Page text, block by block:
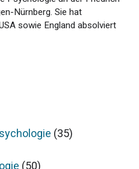
Nürnberg. Sie hat
sowie England absolviert
(35)
(50)